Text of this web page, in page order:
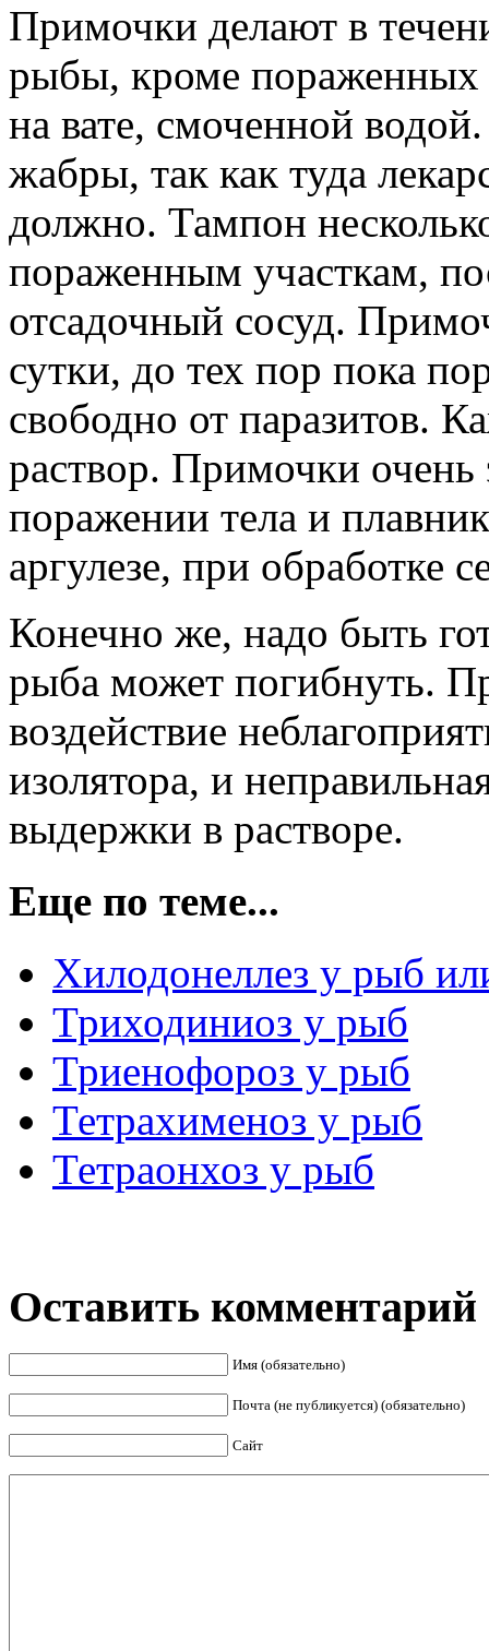
Примочки делают в
рыбы, кроме пораженных
на вате, смоченной
жабры, так как туда
должно. Тампон
пораженным участкам,
отсадочный сосуд.
сутки, до тех пор пока
свободно от паразитов.
раствор. Примочки
поражении тела и
аргулезе, при обработке
Конечно же, надо быть
рыба может погибнуть.
воздействие
изолятора, и
выдержки в растворе.
Еще по теме...
Хилодонеллез у рыб
Триходиниоз у рыб
Триенофороз у рыб
Тетрахименоз у рыб
Тетраонхоз у рыб
Оставить комментарий
Имя (обязательно)
Почта (не публикуется) (обязательно)
Сайт